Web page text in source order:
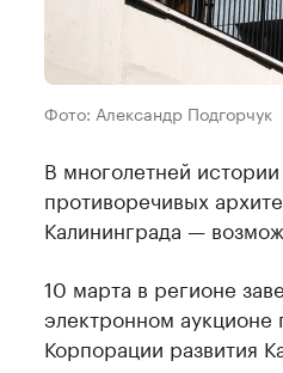
Фото: Александр Подгорчук
В многолетней
противоречивых
Калининграда —
10 марта в регионе
электронном аукционе
Корпорации развития